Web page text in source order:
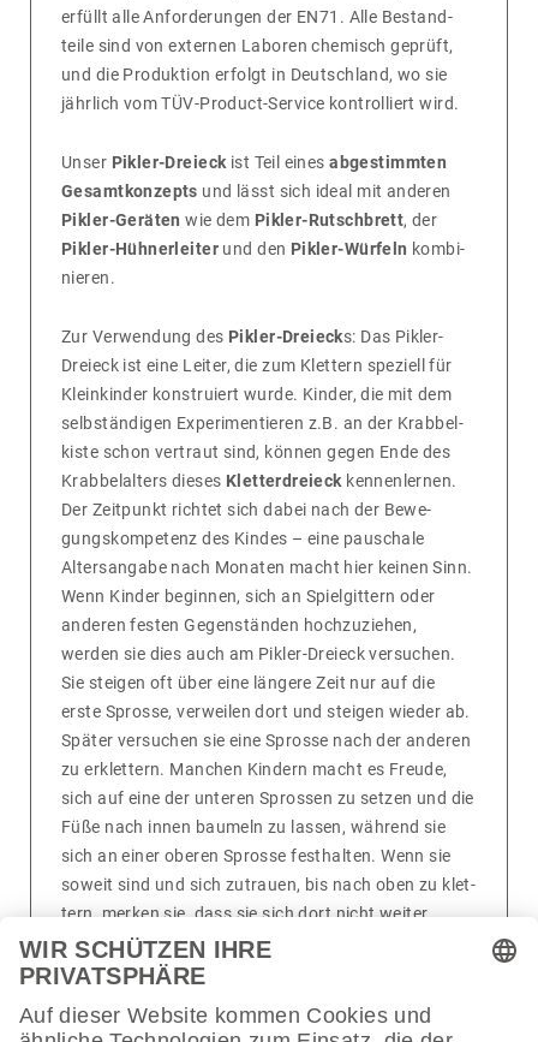
erfüllt alle Anfor­de­rungen der EN71. Alle Bestand­
teile sind von externen Laboren chemisch geprüft,
und die Produk­tion erfolgt in Deutsch­land, wo sie
jähr­lich vom TÜV-Product-Service kontrol­liert wird.
Unser Pikler-Dreieckist Teil einesabgestimmten
Gesamtkonzepts und lässt sich ideal mit anderen
Pikler-Geräten wie dem Pikler-Rutschbrett, der
Pikler-Hühnerleiterund den Pikler-Würfeln kombi­
nieren.
Zur Verwen­dung des Pikler-Dreiecks: Das Pikler-
Dreieck ist eine Leiter, die zum Klet­tern speziell für
Klein­kinder konstru­iert wurde. Kinder, die mit dem
selb­stän­digen Expe­ri­men­tieren z.B. an der Krab­bel­
kiste schon vertraut sind, können gegen Ende des
Krab­bel­al­ters dieses Kletterdreieckkennen­lernen.
Der Zeit­punkt richtet sich dabei nach der Bewe­
gungs­kom­pe­tenz des Kindes – eine pauschale
Alters­an­gabe nach Monaten macht hier keinen Sinn.
Wenn Kinder beginnen, sich an Spiel­git­tern oder
anderen festen Gegen­ständen hoch­zu­ziehen,
werden sie dies auch am Pikler-Dreieck versu­chen.
Sie steigen oft über eine längere Zeit nur auf die
erste Sprosse, verweilen dort und steigen wieder ab.
Später versu­chen sie eine Sprosse nach der anderen
zu erklet­tern. Manchen Kindern macht es Freude,
sich auf eine der unteren Sprossen zu setzen und die
Füße nach innen baumeln zu lassen, während sie
sich an einer oberen Sprosse fest­halten. Wenn sie
soweit sind und sich zutrauen, bis nach oben zu klet­
tern, merken sie, dass sie sich dort nicht weiter
aufrichten können. Es gibt oben absicht­lich keine
Stand- oder Sitz­fläche noch extra Fest­hal­te­mög­lich­